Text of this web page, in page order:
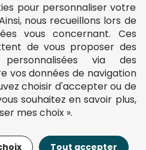
Trier
pour acheter des puzzles de
à bon prix.
2011 - 2026
pour personnaliser votre
nous recueillons lors de
vous concernant. Ces
de vous proposer des
via des
vos données de navigation
choisir d'accepter ou de
souhaitez en savoir plus,
mes choix ».
Tout accepter